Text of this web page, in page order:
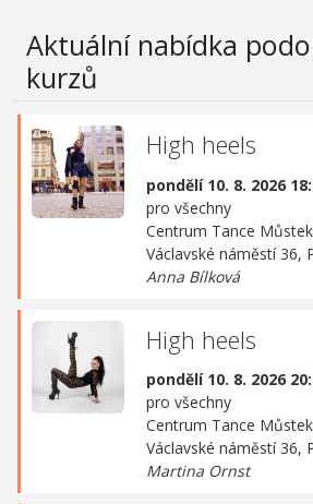
Aktuální nabídka
kurzů
High heels
pondělí 10. 8. 2026
pro všechny
Centrum Tance
Václavské náměstí 36,
Anna Bílková
High heels
pondělí 10. 8. 2026
pro všechny
Centrum Tance
Václavské náměstí 36,
Martina Ornst